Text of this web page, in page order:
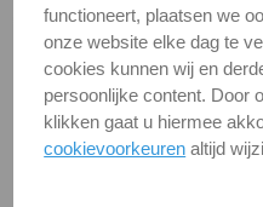
-
m3
DIN
m24
127-2-
Op
functioneert, plaatsen we
onze website elke dag te
cookies kunnen wij en
persoonlijke content. Door
klikken gaat u hiermee
cookievoorkeuren altijd